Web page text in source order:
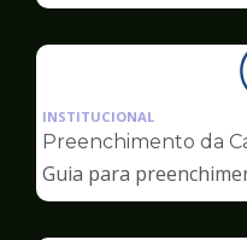
INSTITUCIONAL
Preenchimento da
Guia para